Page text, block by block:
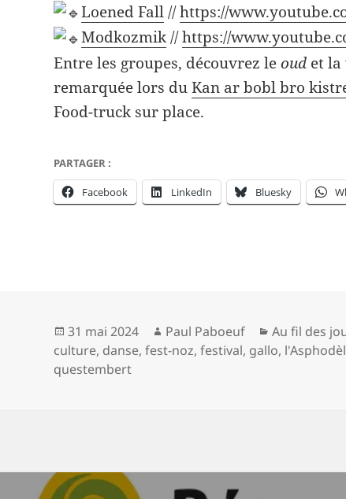
Loened Fall//https://
Modkozmik//https://
Entre les groupes, découvrez leoud et la
remarquée lors duKan ar bobl bro
Food-truck sur place.
PARTAGER :
Facebook LinkedIn Bluesky
Publié
le
31 mai 2024 Auteur
Paul Paboeuf Catégories
Au fil des
culture, danse,fest-noz,festival, gallo,
questembert
Navigation